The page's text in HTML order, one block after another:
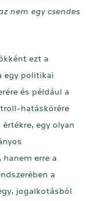
nem egy csendes
ezt a
egy politikai
és például a
hatáskörére
egy olyan
erre a
a
jogalkotásból